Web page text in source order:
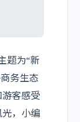
题为“新
务生态
客感受
，小编